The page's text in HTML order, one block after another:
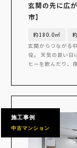
玄関の先に広
市】
約180.0㎡
玄関からつながる
役。 天気の良い日
ヒーを飲んだり、
施工事例
中古マンション